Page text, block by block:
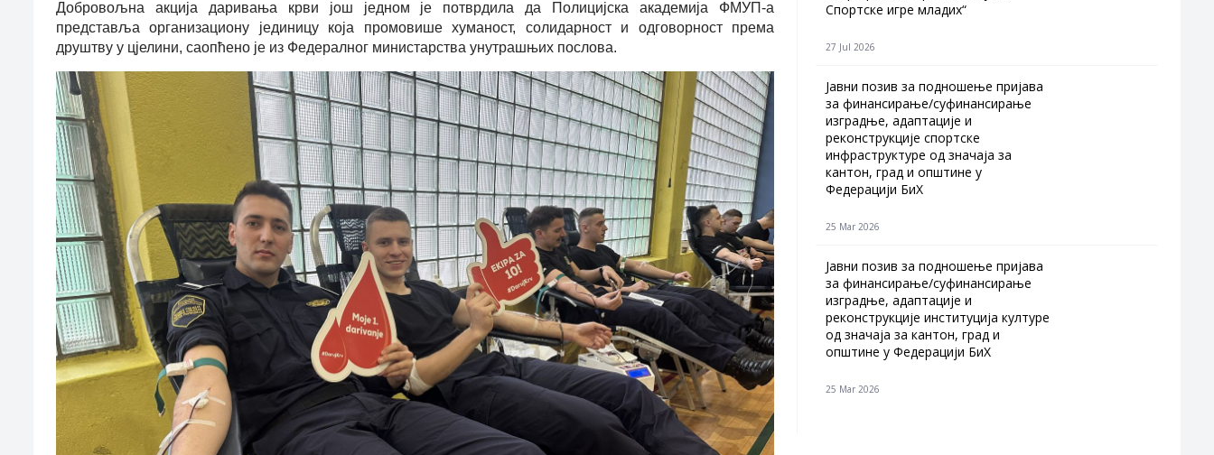
Добровољна акција даривања крви још једном је потврдила да Полицијска академија ФМУП-а
представља организациону јединицу која промовише хуманост, солидарност и одговорност према
друштву у цјелини, саопћено је из Федералног министарства унутрашњих послова.
Спортске игре младих“
27 Jul 2026
Jавни позив за подношење пријава
за финансирање/суфинансирање
изградње, адаптације и
реконструкције спортске
инфраструктуре од значаја за
кантон, град и општине у
Федерацији БиХ
25 Mar 2026
Јавни позив за подношење пријава
за финансирање/суфинансирање
изградње, адаптације и
реконструкције институција културе
од значаја за кантон, град и
општине у Федерацији БиХ
25 Mar 2026